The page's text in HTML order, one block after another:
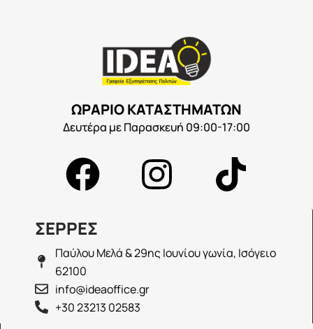
ΩΡΑΡΙΟ ΚΑΤΑΣΤΗΜΑΤΩΝ
Δευτέρα με Παρασκευή 09:00-17:00
ΣΕΡΡΕΣ
Παύλου Μελά & 29ης Ιουνίου γωνία, Ισόγειο
62100
info@ideaoffice.gr
+30 23213 02583